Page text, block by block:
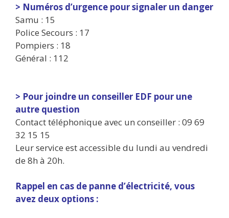
> Numéros d’urgence pour signaler un danger
Samu : 15
Police Secours : 17
Pompiers : 18
Général : 112
> Pour joindre un conseiller EDF pour une
autre question
Contact téléphonique avec un conseiller : 09 69
32 15 15
Leur service est accessible du lundi au vendredi
de 8h à 20h.
Rappel en cas de panne d’électricité, vous
avez deux options :